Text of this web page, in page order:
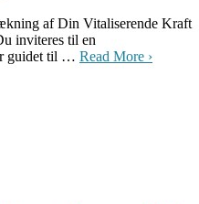
af Din Vitaliserende Kraft
inviteres til en
guidet til … Read More ›